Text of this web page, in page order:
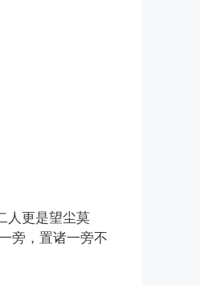
人更是望尘莫
旁，置诸一旁不